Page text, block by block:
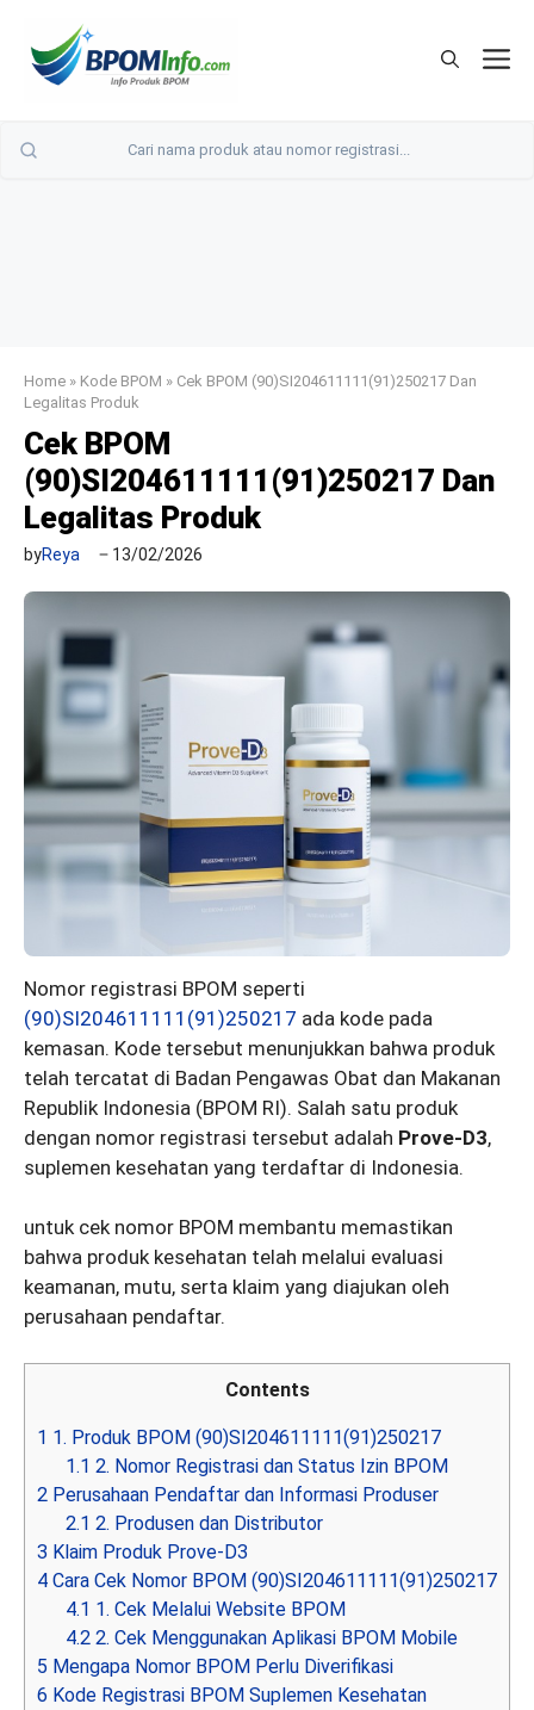
Home » Kode BPOM » Cek BPOM (90)SI204611111(91)250217 Dan
Legalitas Produk
Cek BPOM
(90)SI204611111(91)250217 Dan
Legalitas Produk
byReya 13/02/2026
Nomor registrasi BPOM seperti
(90)SI204611111(91)250217 ada kode pada
kemasan. Kode tersebut menunjukkan bahwa produk
telah tercatat di Badan Pengawas Obat dan Makanan
Republik Indonesia (BPOM RI). Salah satu produk
dengan nomor registrasi tersebut adalah Prove-D3,
suplemen kesehatan yang terdaftar di Indonesia.
untuk cek nomor BPOM membantu memastikan
bahwa produk kesehatan telah melalui evaluasi
keamanan, mutu, serta klaim yang diajukan oleh
perusahaan pendaftar.
Contents
1 1. Produk BPOM (90)SI204611111(91)250217
1.1 2. Nomor Registrasi dan Status Izin BPOM
2 Perusahaan Pendaftar dan Informasi Produser
2.1 2. Produsen dan Distributor
3 Klaim Produk Prove-D3
4 Cara Cek Nomor BPOM (90)SI204611111(91)250217
4.1 1. Cek Melalui Website BPOM
4.2 2. Cek Menggunakan Aplikasi BPOM Mobile
5 Mengapa Nomor BPOM Perlu Diverifikasi
6 Kode Registrasi BPOM Suplemen Kesehatan